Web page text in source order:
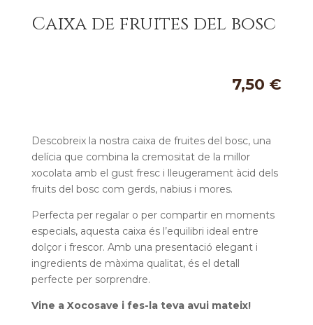
Caixa de fruites del bosc
7,50 €
Descobreix la nostra caixa de fruites del bosc, una
delícia que combina la cremositat de la millor
xocolata amb el gust fresc i lleugerament àcid dels
fruits del bosc com gerds, nabius i mores.
Perfecta per regalar o per compartir en moments
especials, aquesta caixa és l’equilibri ideal entre
dolçor i frescor. Amb una presentació elegant i
ingredients de màxima qualitat, és el detall
perfecte per sorprendre.
Vine a Xocosave i fes-la teva avui mateix!